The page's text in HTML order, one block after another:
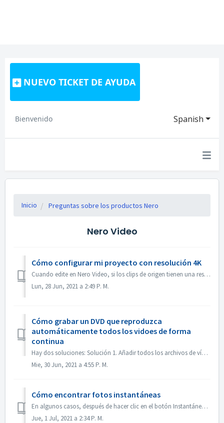
NUEVO TICKET DE AYUDA
Spanish
Bienvenido
Inicio Preguntas sobre los productos Nero
Nero Video
Cómo configurar mi proyecto con resolución 4K
Cuando edite en Nero Video, si los clips de origen tienen una resolución 4K o superior, y desea que el archivo de salida también esté en 4K, por favor 1. A...
Lun, 28 Jun, 2021 a 2:49 P. M.
Cómo grabar un DVD que reproduzca
automáticamente todos los vidoes de forma
continua
Hay dos soluciones: Solución 1. Añadir todos los archivos de vídeo en un título. En la pantalla de edición, importa todos los archivos de vídeo que quieras...
Mie, 30 Jun, 2021 a 4:55 P. M.
Cómo encontrar fotos instantáneas
En algunos casos, después de hacer clic en el botón Instantánea, la imagen de la instantánea no se muestra en Mis Medios. Puede encontrar la imagen de la si...
Jue, 1 Jul, 2021 a 2:34 P. M.